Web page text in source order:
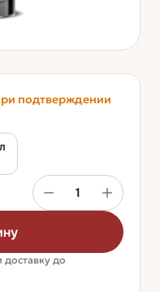
подтверждении
1
до